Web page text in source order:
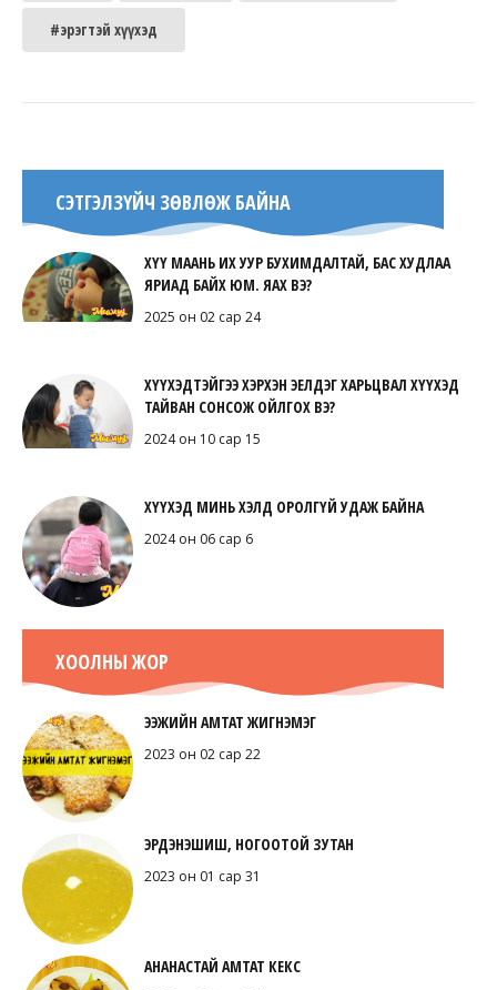
#эрэгтэй хүүхэд
СЭТГЭЛЗҮЙЧ ЗӨВЛӨЖ БАЙНА
ХҮҮ МААНЬ ИХ УУР БУХИМДАЛТАЙ, БАС ХУДЛАА
ЯРИАД БАЙХ ЮМ. ЯАХ ВЭ?
2025 он 02 сар 24
ХҮҮХЭДТЭЙГЭЭ ХЭРХЭН ЭЕЛДЭГ ХАРЬЦВАЛ ХҮҮХЭД
ТАЙВАН СОНСОЖ ОЙЛГОХ ВЭ?
2024 он 10 сар 15
ХҮҮХЭД МИНЬ ХЭЛД ОРОЛГҮЙ УДАЖ БАЙНА
2024 он 06 сар 6
ХООЛНЫ ЖОР
ЭЭЖИЙН АМТАТ ЖИГНЭМЭГ
2023 он 02 сар 22
ЭРДЭНЭШИШ, НОГООТОЙ ЗУТАН
2023 он 01 сар 31
АНАНАСТАЙ АМТАТ КЕКС